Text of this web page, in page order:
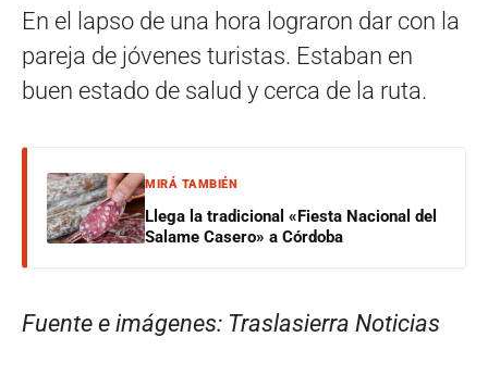
En el lapso de una hora lograron dar con la
pareja de jóvenes turistas. Estaban en
buen estado de salud y cerca de la ruta.
MIRÁ TAMBIÉN
Llega la tradicional «Fiesta Nacional del
Salame Casero» a Córdoba
Fuente e imágenes: Traslasierra Noticias